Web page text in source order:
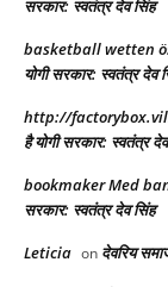
सरकार: स्वतंत्र देव सिंह
basketball wetten
योगी सरकार: स्वतंत्र देव
http://
है योगी सरकार: स्वतंत्र
bookmaker Med
सरकार: स्वतंत्र देव सिंह
Leticia on देवरिय